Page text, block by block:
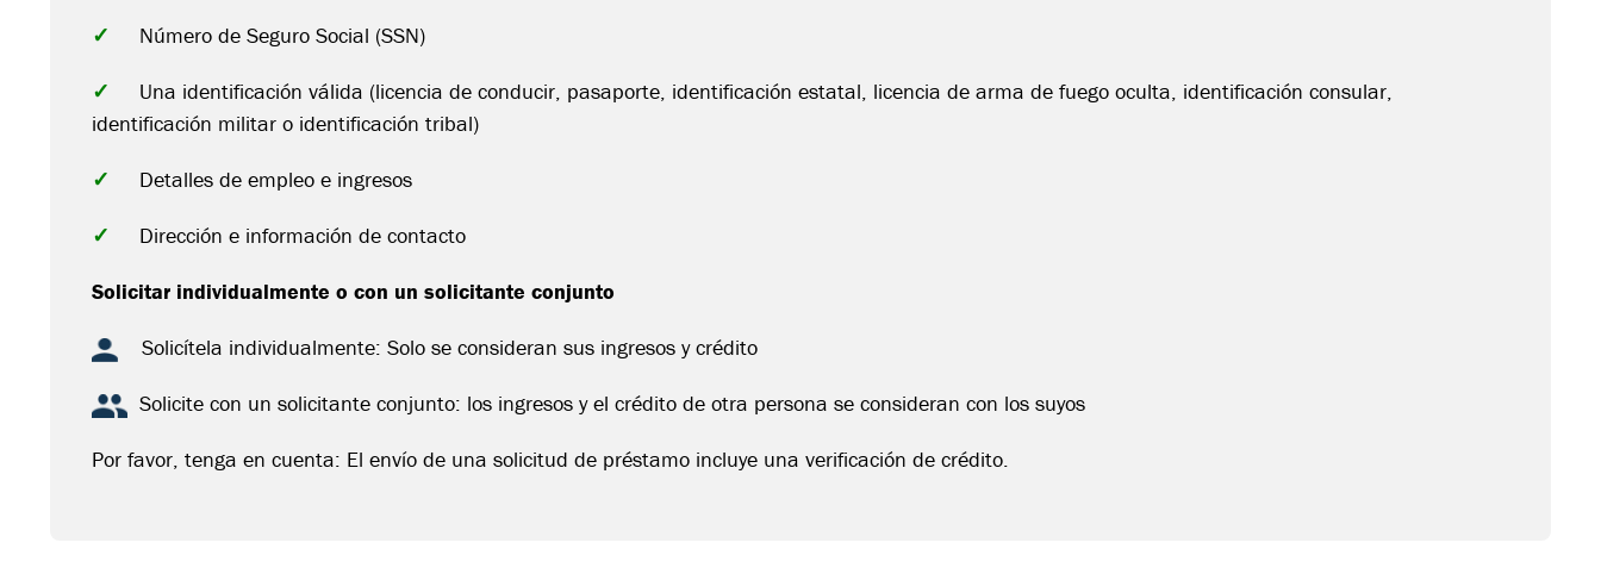
✓ Número de Seguro Social (SSN)
✓ Una identificación válida (licencia de conducir, pasaporte, identificación estatal, licencia de arma de fuego oculta, identificación consular,
identificación militar o identificación tribal)
✓ Detalles de empleo e ingresos
✓ Dirección e información de contacto
Solicitar individualmente o con un solicitante conjunto
Solicítela individualmente: Solo se consideran sus ingresos y crédito
Solicite con un solicitante conjunto: los ingresos y el crédito de otra persona se consideran con los suyos
Por favor, tenga en cuenta: El envío de una solicitud de préstamo incluye una verificación de crédito.